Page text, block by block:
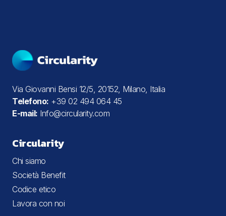
Via Giovanni Bensi 12/5, 20152, Milano, Italia
Telefono: +39 02 494 064 45
E-mail: Info@circularity.com
Circularity
Chi siamo
Società Benefit
Codice etico
Lavora con noi